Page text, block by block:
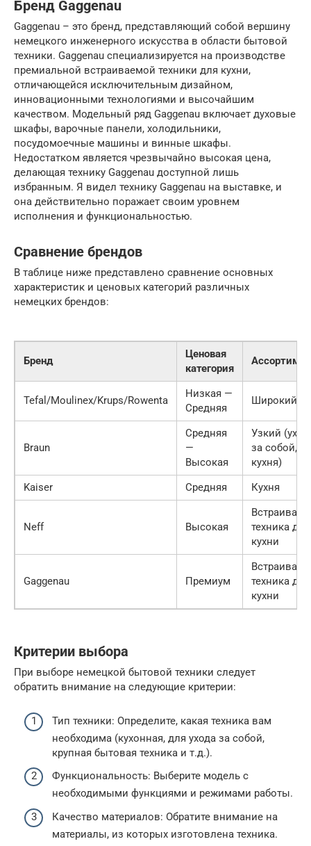
Бренд Gaggenau
Gaggenau – это бренд, представляющий собой вершину
немецкого инженерного искусства в области бытовой
техники. Gaggenau специализируется на производстве
премиальной встраиваемой техники для кухни,
отличающейся исключительным дизайном,
инновационными технологиями и высочайшим
качеством. Модельный ряд Gaggenau включает духовые
шкафы, варочные панели, холодильники,
посудомоечные машины и винные шкафы.
Недостатком является чрезвычайно высокая цена,
делающая технику Gaggenau доступной лишь
избранным. Я видел технику Gaggenau на выставке, и
она действительно поражает своим уровнем
исполнения и функциональностью.
Сравнение брендов
В таблице ниже представлено сравнение основных
характеристик и ценовых категорий различных
немецких брендов:
Бренд
Ценовая
категория
Tefal/Moulinex/Krups/Rowenta
Низкая —
Средняя
Широкий
Braun
Средняя
—
Высокая
Узкий (уход
за собой,
кухня)
Kaiser
Средняя Кухня
Neff Высокая
техника для
кухни
Gaggenau Премиум
техника для
кухни
Критерии выбора
При выборе немецкой бытовой техники следует
обратить внимание на следующие критерии:
Тип техники: Определите, какая техника вам
необходима (кухонная, для ухода за собой,
крупная бытовая техника и т.д.).
Функциональность: Выберите модель с
необходимыми функциями и режимами работы.
Качество материалов: Обратите внимание на
материалы, из которых изготовлена техника.